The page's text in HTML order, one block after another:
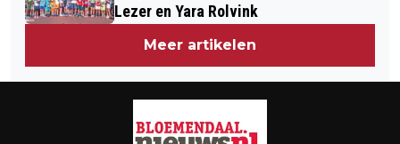
Lezer en Yara Rolvink
Meer artikelen